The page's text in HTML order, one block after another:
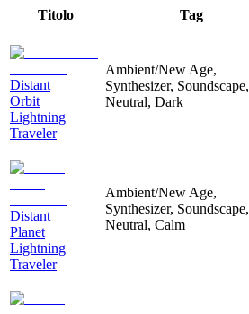
Titolo Tag
Distant
Orbit
Lightning
Traveler
Ambient/New Age,
Synthesizer, Soundscape,
Neutral, Dark
Distant
Planet
Lightning
Traveler
Ambient/New Age,
Synthesizer, Soundscape,
Neutral, Calm